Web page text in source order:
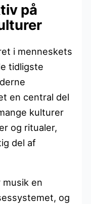
på
i menneskets
tidligste
en central del
kulturer
og ritualer,
del af
en
og